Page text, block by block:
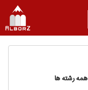
رشته ها